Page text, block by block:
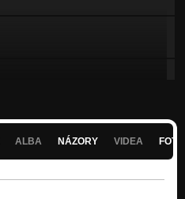
ALBA NÁZORY VIDEA